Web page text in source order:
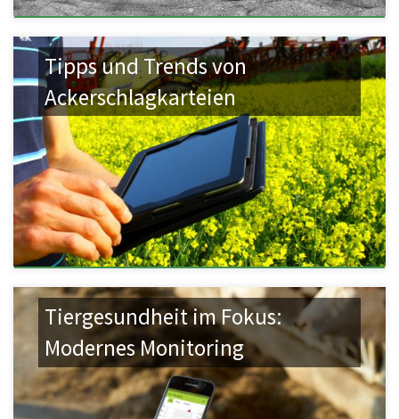
Tipps und Trends von
Ackerschlagkarteien
Tiergesundheit im Fokus:
Modernes Monitoring